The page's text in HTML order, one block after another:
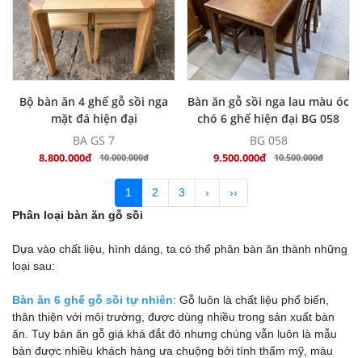
MUA NGAY
Bộ bàn ăn 4 ghế gỗ sồi nga
mặt đá hiện đại
BA GS 7
8.800.000đ 10.000.000đ
MUA NGAY
Bàn ăn gỗ sồi nga lau màu óc
chó 6 ghế hiện đại BG 058
BG 058
9.500.000đ 10.500.000đ
1 2 3 ›
››
Phân loại bàn ăn gỗ sồi
Dựa vào chất liệu, hình dáng, ta có thể phân bàn ăn thành những
loại sau:
Bàn ăn 6 ghế gỗ sồi tự nhiên: Gỗ luôn là chất liệu phổ biến,
thân thiện với môi trường, được dùng nhiều trong sản xuất bàn
ăn. Tuy bàn ăn gỗ giá khá đắt đỏ nhưng chúng vẫn luôn là mẫu
bàn được nhiều khách hàng ưa chuộng bởi tính thẩm mỹ, màu